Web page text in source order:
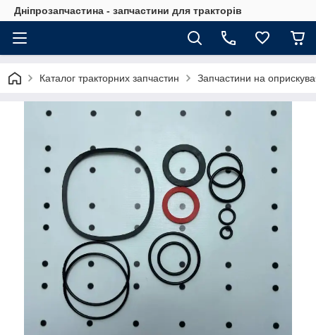
Дніпрозапчастина - запчастини для тракторів
Каталог тракторних запчастин Запчастини на